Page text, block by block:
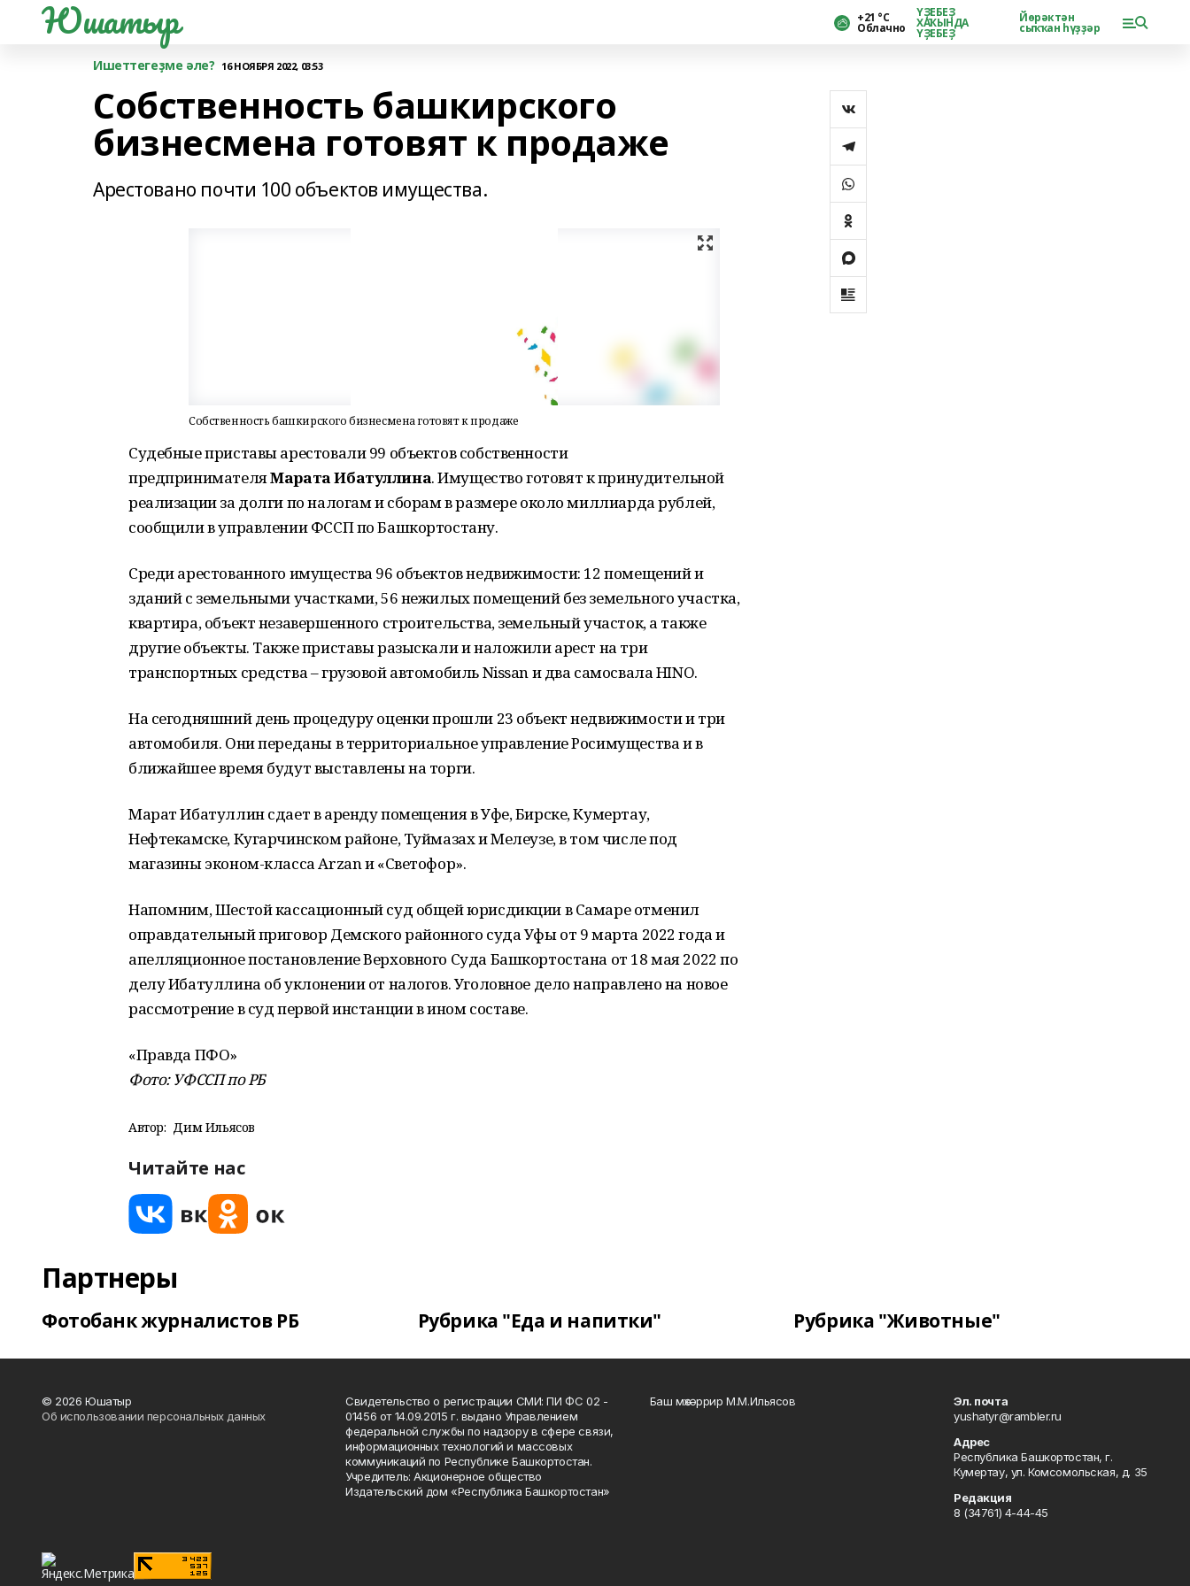
Юшатыр +21 °С
Облачно
ҮҘЕБЕҘ
ХАҠЫНДА
ҮҘЕБЕҘ
Йөрәктән
сыҡҡан һүҙҙәр
Ишеттегеҙме әле? 16 НОЯБРЯ 2022, 03:53
Собственность башкирского
бизнесмена готовят к продаже
Арестовано почти 100 объектов имущества.
Собственность башкирского бизнесмена готовят к продаже
Судебные приставы арестовали 99 объектов собственности
предпринимателяМарата Ибатуллина. Имущество готовят к принудительной
реализации за долги по налогам и сборам в размере около миллиарда рублей,
сообщили в управлении ФССП по Башкортостану.
Среди арестованного имущества 96 объектов недвижимости: 12 помещений и
зданий с земельными участками, 56 нежилых помещений без земельного участка,
квартира, объект незавершенного строительства, земельный участок, а также
другие объекты. Также приставы разыскали и наложили арест на три
транспортных средства – грузовой автомобиль Nissan и два самосвала HINO.
На сегодняшний день процедуру оценки прошли 23 объект недвижимости и три
автомобиля. Они переданы в территориальное управление Росимущества и в
ближайшее время будут выставлены на торги.
Марат Ибатуллин сдает в аренду помещения в Уфе, Бирске, Кумертау,
Нефтекамске, Кугарчинском районе, Туймазах и Мелеузе, в том числе под
магазины эконом-класса Arzan и «Светофор».
Напомним, Шестой кассационный суд общей юрисдикции в Самаре отменил
оправдательный приговор Демского районного суда Уфы от 9 марта 2022 года и
апелляционное постановление Верховного Суда Башкортостана от 18 мая 2022 по
делу Ибатуллина об уклонении от налогов. Уголовное дело направлено на новое
рассмотрение в суд первой инстанции в ином составе.
«Правда ПФО»
Фото: УФССП по РБ
Автор: Дим Ильясов
Читайте нас
Партнеры
Фотобанк журналистов РБ Рубрика "Еда и напитки" Рубрика "Животные"
© 2026 Юшатыр
Об использовании персональных данных
Свидетельство о регистрации СМИ: ПИ ФС 02 -
01456 от 14.09.2015 г. выдано Управлением
федеральной службы по надзору в сфере связи,
информационных технологий и массовых
коммуникаций по Республике Башкортостан.
Учредитель: Акционерное общество
Издательский дом «Республика Башкортостан»
Баш мөхәррир М.М.Ильясов
Эл. почта
yushatyr@rambler.ru
Адрес
Республика Башкортостан, г.
Кумертау, ул. Комсомольская, д. 35
Редакция
8 (34761) 4-44-45